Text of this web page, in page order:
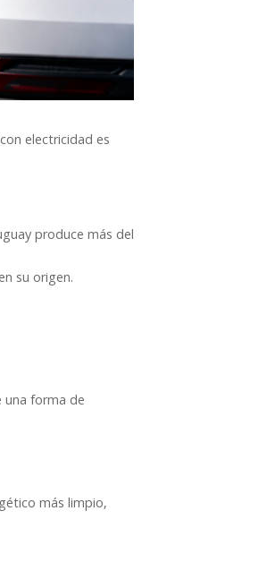
electricidad es
produce más del
su origen.
una forma de
más limpio,